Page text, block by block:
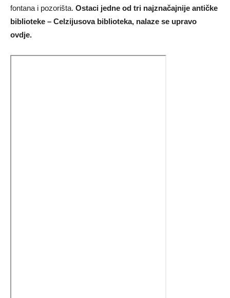
fontana i pozorišta. Ostaci jedne od tri najznačajnije antičke
biblioteke – Celzijusova biblioteka, nalaze se upravo
ovdje.